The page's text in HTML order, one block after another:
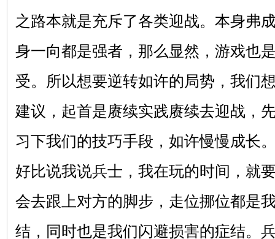
之路本就是充斥了各类迎战。本身弗
身一向都是强者，那么显然，游戏也
受。所以想要逆转如许的局势，我们
建议，起首是赓续实践赓续去迎战，
习下我们的技巧手段，如许慢慢成长
好比说我说兵士，我在玩的时间，就
会去跟上对方的脚步，走位挪位都是
结，同时也是我们闪避损害的症结。